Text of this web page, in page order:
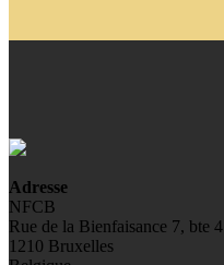
Adresse
NFCB
Rue de la Bienfaisance 7, bte 4
1210 Bruxelles